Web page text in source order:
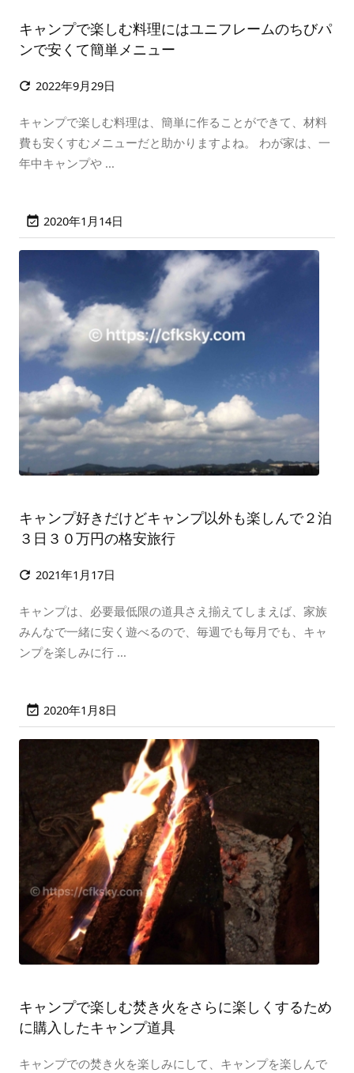
キャンプで楽しむ料理にはユニフレームのちびパ
ンで安くて簡単メニュー
 2022年9月29日
キャンプで楽しむ料理は、簡単に作ることができて、材料
費も安くすむメニューだと助かりますよね。 わが家は、一
年中キャンプや ...
 2020年1月14日
キャンプ好きだけどキャンプ以外も楽しんで２泊
３日３０万円の格安旅行
 2021年1月17日
キャンプは、必要最低限の道具さえ揃えてしまえば、家族
みんなで一緒に安く遊べるので、毎週でも毎月でも、キャ
ンプを楽しみに行 ...
 2020年1月8日
キャンプで楽しむ焚き火をさらに楽しくするため
に購入したキャンプ道具
キャンプでの焚き火を楽しみにして、キャンプを楽しんで